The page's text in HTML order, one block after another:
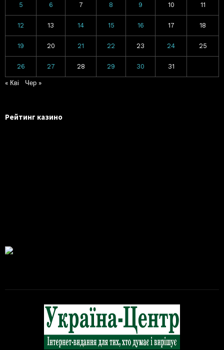
5 6 7 8 9 10 11
12 13 14 15 16 17 18
19 20 21 22 23 24 25
26 27 28 29 30 31
« Кві Чер »
Рейтинг казино